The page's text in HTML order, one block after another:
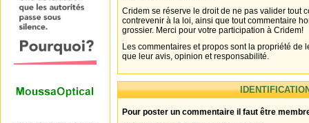
Cridem se réserve le droit de ne pas valider tout
contrevenir à la loi, ainsi que tout commentaire
grossier. Merci pour votre participation à Cridem!
Les commentaires et propos sont la propriété de
que leur avis, opinion et responsabilité.
Pour poster un commentaire il faut être